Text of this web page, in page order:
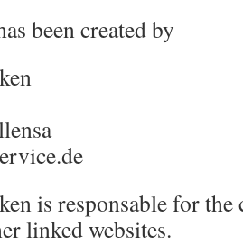
been created by
is responsable for
linked websites.